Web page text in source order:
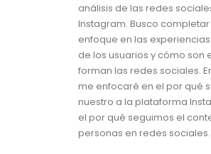
análisis de las redes
Instagram. Busco
enfoque en las
de los usuarios y cómo son
forman las redes sociales.
me enfocaré en el por qué
nuestro a la plataforma
el por qué seguimos el
personas en redes sociales.